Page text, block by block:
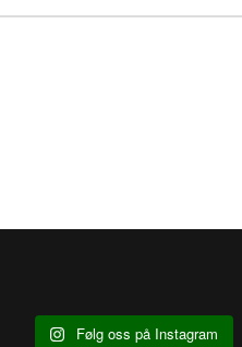
Følg oss på Instagram